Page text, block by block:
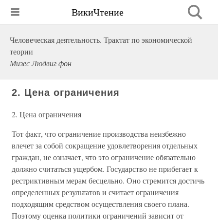
ВикиЧтение
Человеческая деятельность. Трактат по экономической
теории
Мизес Людвиг фон
2. Цена ограничения
2. Цена ограничения
Тот факт, что ограничение производства неизбежно
влечет за собой сокращение удовлетворения отдельных
граждан, не означает, что это ограничение обязательно
должно считаться ущербом. Государство не прибегает к
рестриктивным мерам бесцельно. Оно стремится достичь
определенных результатов и считает ограничения
подходящим средством осуществления своего плана.
Поэтому оценка политики ограничений зависит от